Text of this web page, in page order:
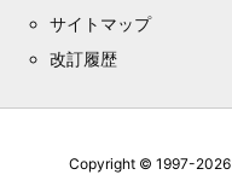
サイトマップ
改訂履歴
Copyright © 1997-2026